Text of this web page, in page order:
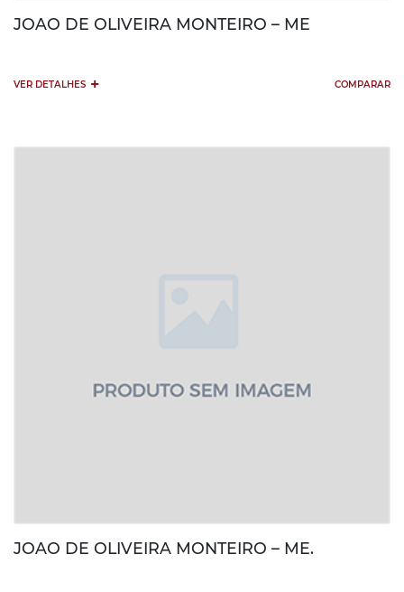
JOAO DE OLIVEIRA MONTEIRO – ME
VER DETALHES + COMPARAR
JOAO DE OLIVEIRA MONTEIRO – ME.